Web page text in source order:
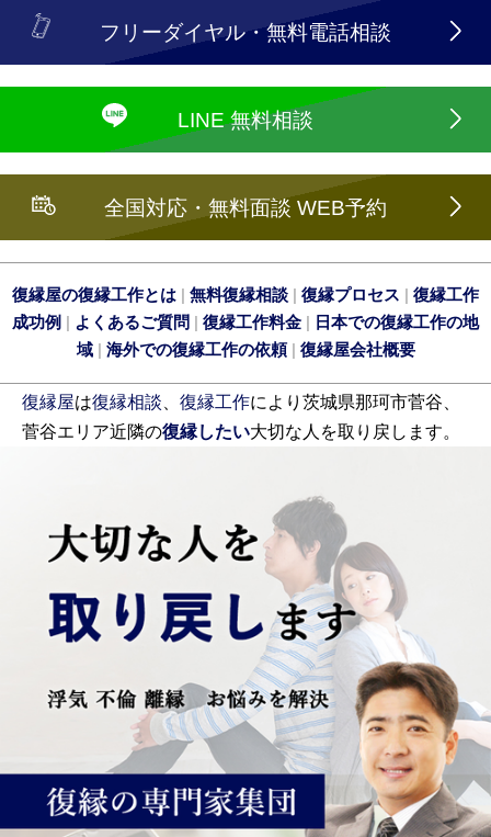
フリーダイヤル・無料電話相談
LINE 無料相談
全国対応・無料面談 WEB予約
復縁屋の復縁工作とは | 無料復縁相談 | 復縁プロセス | 復縁工作
成功例 | よくあるご質問 | 復縁工作料金 | 日本での復縁工作の地
域| 海外での復縁工作の依頼| 復縁屋会社概要
復縁屋は復縁相談 復縁工作により茨城県那珂市菅谷、
菅谷エリア近隣の復縁したい大切な人を取り戻します。